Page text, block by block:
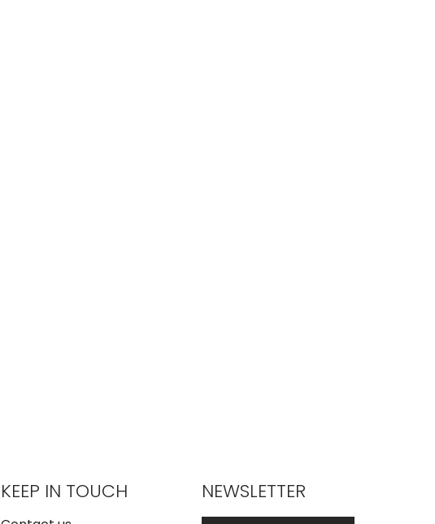
KEEP IN TOUCH NEWSLETTER